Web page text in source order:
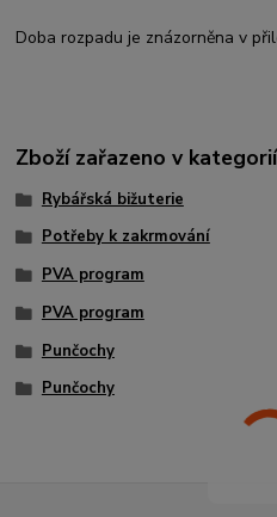
Doba rozpadu je znázorněna v
Zboží zařazeno v
Rybářská bižuterie
Potřeby k zakrmování
PVA program
PVA program
Punčochy
Punčochy